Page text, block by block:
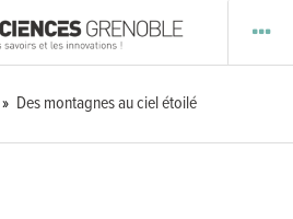
Des montagnes au ciel étoilé